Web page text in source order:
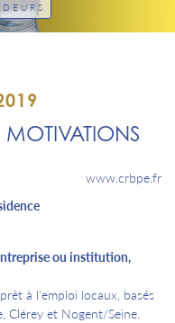
MOTIVATIONS
www.crbpe.fr
ou institution,
à l'emploi locaux, basés
Clérey et Nogent/Seine.